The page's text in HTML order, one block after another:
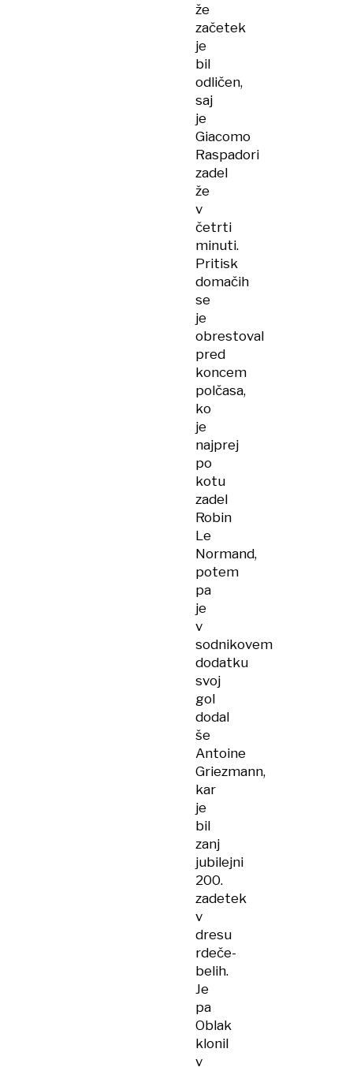
že
začetek
je
bil
odličen,
saj
je
Giacomo
Raspadori
zadel
že
v
četrti
minuti.
Pritisk
domačih
se
je
obrestoval
pred
koncem
polčasa,
ko
je
najprej
po
kotu
zadel
Robin
Le
Normand,
potem
pa
je
v
sodnikovem
dodatku
svoj
gol
dodal
še
Antoine
Griezmann,
kar
je
bil
zanj
jubilejni
200.
zadetek
v
dresu
rdeče-
belih.
Je
pa
Oblak
klonil
v